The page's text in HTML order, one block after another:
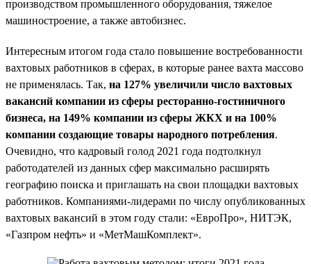
производством промышленного оборудования, тяжелое
машиностроение, а также автобизнес.
Интересным итогом года стало повышение востребованности
вахтовых работников в сферах, в которые ранее вахта массово
не применялась. Так, на 127% увеличили число вахтовых
вакансий компании из сферы ресторанно-гостиничного
бизнеса, на 149% компании из сферы ЖКХ и на 100%
компании создающие товары народного потребления.
Очевидно, что кадровый голод 2021 года подтолкнул
работодателей из данных сфер максимально расширять
географию поиска и приглашать на свои площадки вахтовых
работников. Компаниями-лидерами по числу опубликованных
вахтовых вакансий в этом году стали: «ЕвроПро», НИТЭК,
«Газпром нефть» и «МетМашКомплект».